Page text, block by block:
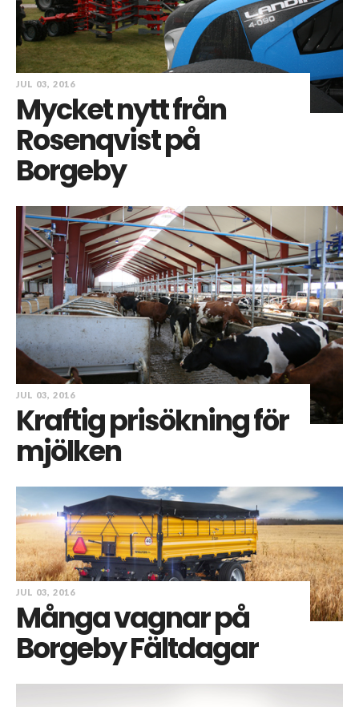
JUL 03, 2016
Mycket nytt från
Rosenqvist på
Borgeby
JUL 03, 2016
Kraftig prisökning för
mjölken
JUL 03, 2016
Många vagnar på
Borgeby Fältdagar